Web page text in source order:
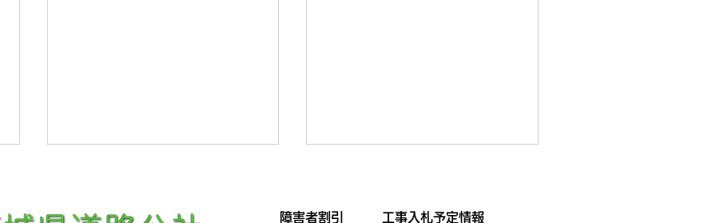
令和８年度工事の発注見通しを掲 6月14日(日)に、「筑波山・朝日
障害者割引 工事入札予定情報